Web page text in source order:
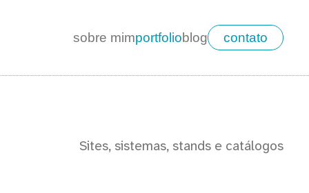
sobre mimportfolioblog contato
Sites, sistemas, stands e catálogos